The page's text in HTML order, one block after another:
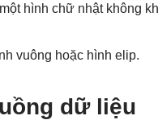
hình chữ nhật không
vuông hoặc hình elip.
dữ liệu